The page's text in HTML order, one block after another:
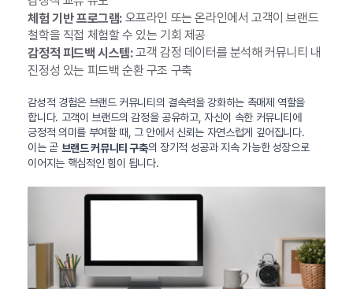
체험 기반 프로그램:오프라인 또는 온라인에서 고객이 브랜드
철학을 직접 체험할 수 있는 기회 제공
감정적 피드백 시스템:고객 감정 데이터를 분석해 커뮤니티 내
진정성 있는 피드백 순환 구조 구축
감성적 경험은 브랜드 커뮤니티의 결속력을 강화하는 촉매제 역할을
합니다. 고객이 브랜드의 감정을 공유하고, 자신이 속한 커뮤니티에
긍정적 의미를 부여할 때, 그 안에서 신뢰는 자연스럽게 깊어집니다.
이는 곧 브랜드 커뮤니티 구축의 장기적 성공과 지속 가능한 성장으로
이어지는 핵심적인 힘이 됩니다.